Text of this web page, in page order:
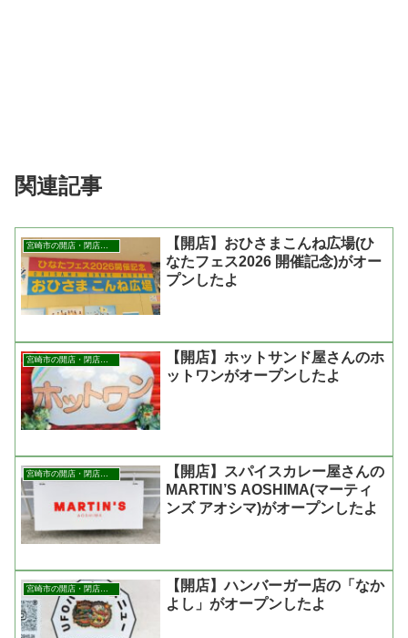
関連記事
【開店】おひさまこんね広場(ひ
なたフェス2026 開催記念)がオー
プンしたよ
宮崎市の開店・閉店まとめ
【開店】ホットサンド屋さんのホ
ットワンがオープンしたよ
宮崎市の開店・閉店まとめ
【開店】スパイスカレー屋さんの
MARTIN’S AOSHIMA(マーティ
ンズ アオシマ)がオープンしたよ
【開店】ハンバーガー店の「なか
よし」がオープンしたよ